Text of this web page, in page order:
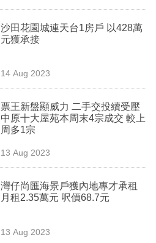
沙田花園城連天台1房戶 以428萬
元獲承接
14 Aug 2023
票王新盤顯威力 二手交投續受壓
中原十大屋苑本周末4宗成交 較上
周多1宗
13 Aug 2023
灣仔尚匯海景戶獲內地專才承租
月租2.35萬元 呎價68.7元
13 Aug 2023